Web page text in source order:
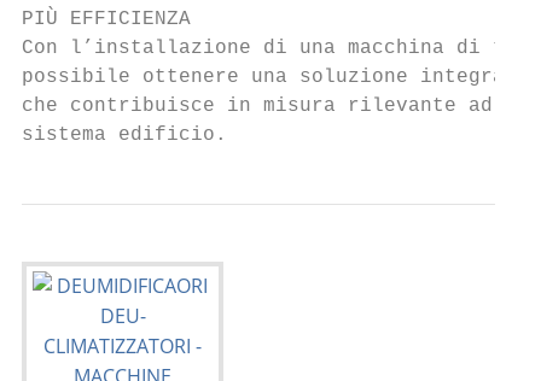
PIÙ EFFICIENZA
Con l’installazione di una macchina di
possibile ottenere una soluzione
che contribuisce in misura rilevante ad
sistema edificio.